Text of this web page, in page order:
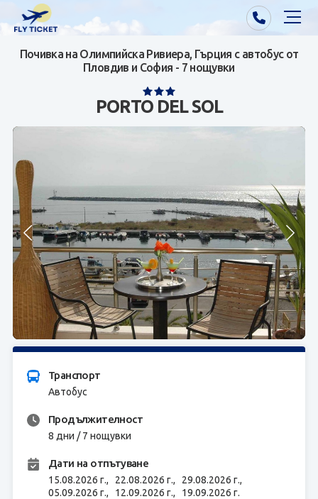
Почивки от Варна
Почивки от София/Пловдив/Бургас
Самолетни билети
Визи
Контакти
За нас
ЗАПИТВАНЕ
Почивка на Олимпийска Ривиера, Гърция с автобус от
Пловдив и София - 7 нощувки
PORTO DEL SOL
Транспорт
Автобус
Продължителност
8 дни / 7 нощувки
Дати на отпътуване
15.08.2026 г., 22.08.2026 г., 29.08.2026 г.,
05.09.2026 г., 12.09.2026 г., 19.09.2026 г.